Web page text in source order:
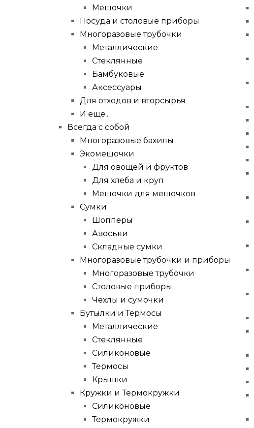
Мешочки
Посуда и столовые приборы
Многоразовые трубочки
Металлические
Стеклянные
Бамбуковые
Аксессуары
Для отходов и вторсырья
И ещё...
Всегда с собой
Многоразовые бахилы
Экомешочки
Для овощей и фруктов
Для хлеба и круп
Мешочки для мешочков
Сумки
Шопперы
Авоськи
Складные сумки
Многоразовые трубочки и приборы
Многоразовые трубочки
Столовые приборы
Чехлы и сумочки
Бутылки и Термосы
Металлические
Стеклянные
Силиконовые
Термосы
Крышки
Кружки и Термокружки
Силиконовые
Термокружки